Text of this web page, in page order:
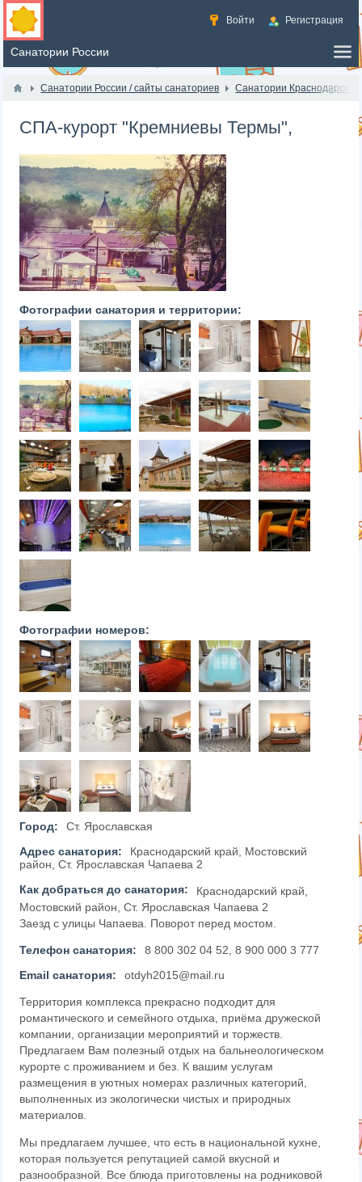
Войти Регистрация
Санатории России / сайты санаториев Санатории
СПА-курорт "Кремниевы Термы",
Фотографии санатория и территории:
Фотографии номеров:
Город:
Ст. Ярославская
Адрес санатория:
Краснодарский край, Мостовский
район, Ст. Ярославская Чапаева 2
Как добраться до санатория:
Краснодарский край,
Мостовский район, Ст. Ярославская Чапаева 2
Заезд с улицы Чапаева. Поворот перед мостом.
Телефон санатория:
8 800 302 04 52, 8 900 000 3 777
Email санатория:
otdyh2015@mail.ru
Территория комплекса прекрасно подходит для
романтического и семейного отдыха, приёма дружеской
компании, организации мероприятий и торжеств.
Предлагаем Вам полезный отдых на бальнеологическом
курорте с проживанием и без. К вашим услугам
размещения в уютных номерах различных категорий,
выполненных из экологически чистых и природных
материалов.
Мы предлагаем лучшее, что есть в национальной кухне,
которая пользуется репутацией самой вкусной и
разнообразной. Все блюда приготовлены на родниковой